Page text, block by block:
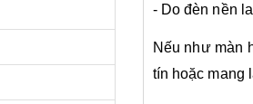
- Do đèn nền
Nếu như màn
tín hoặc mang